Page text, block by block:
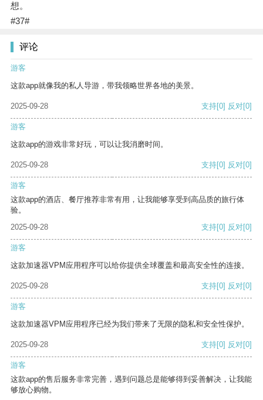
想。
#37#
评论
游客
这款app就像我的私人导游，带我领略世界各地的美景。
2025-09-28 支持[0] 反对[0]
游客
这款app的游戏非常好玩，可以让我消磨时间。
2025-09-28 支持[0] 反对[0]
游客
这款app的酒店、餐厅推荐非常有用，让我能够享受到高品质的旅行体
验。
2025-09-28
支持[0] 反对[0]
游客
这款加速器VPM应用程序可以给你提供全球覆盖和最高安全性的连接。
2025-09-28 支持[0] 反对[0]
游客
这款加速器VPM应用程序已经为我们带来了无限的隐私和安全性保护。
2025-09-28 支持[0] 反对[0]
游客
这款app的售后服务非常完善，遇到问题总是能够得到妥善解决，让我能
够放心购物。